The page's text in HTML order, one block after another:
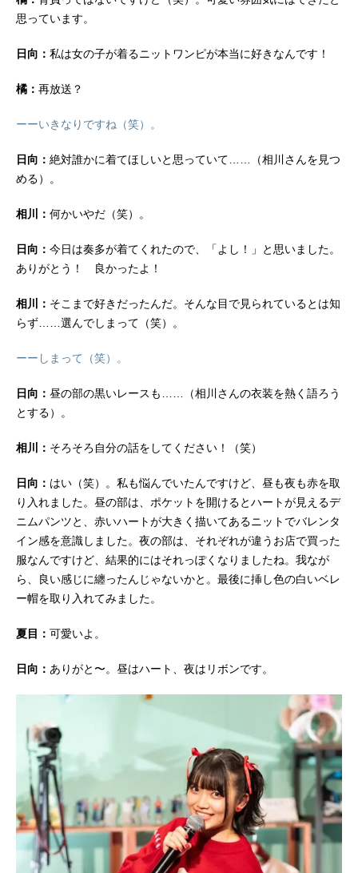
思っています。
日向： 私は女の子が着るニットワンピが本当に好きなんです！
橘： 再放送？
ーーいきなりですね（笑）。
日向： 絶対誰かに着てほしいと思っていて……（相川さんを見つ
める）。
相川： 何かいやだ（笑）。
日向： 今日は奏多が着てくれたので、「よし！」と思いました。
ありがとう！ 良かったよ！
相川： そこまで好きだったんだ。そんな目で見られているとは知
らず……選んでしまって（笑）。
ーーしまって（笑）。
日向： 昼の部の黒いレースも……（相川さんの衣装を熱く語ろう
とする）。
相川： そろそろ自分の話をしてください！（笑）
日向： はい（笑）。私も悩んでいたんですけど、昼も夜も赤を取
り入れました。昼の部は、ポケットを開けるとハートが見えるデ
ニムパンツと、赤いハートが大きく描いてあるニットでバレンタ
イン感を意識しました。夜の部は、それぞれが違うお店で買った
服なんですけど、結果的にはそれっぽくなりましたね。我なが
ら、良い感じに纏ったんじゃないかと。最後に挿し色の白いベレ
ー帽を取り入れてみました。
夏目： 可愛いよ。
日向： ありがと〜。昼はハート、夜はリボンです。